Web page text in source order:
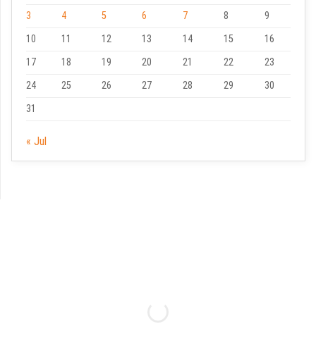
3
4 5 6 7 8
9
10
11 12 13 14 15
16
17
18 19 20 21 22
23
24
25 26 27 28 29
30
31
« Jul